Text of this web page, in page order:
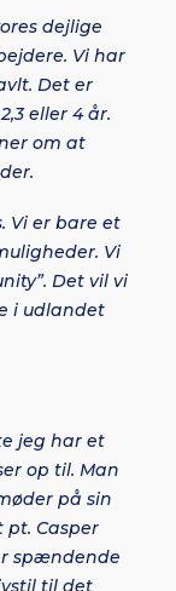
dejlige
Vi har
Det er
eller 4 år.
om at
Vi er bare et
Vi
Det vil vi
i udlandet
jeg har et
op til. Man
på sin
pt. Casper
spændende
til det